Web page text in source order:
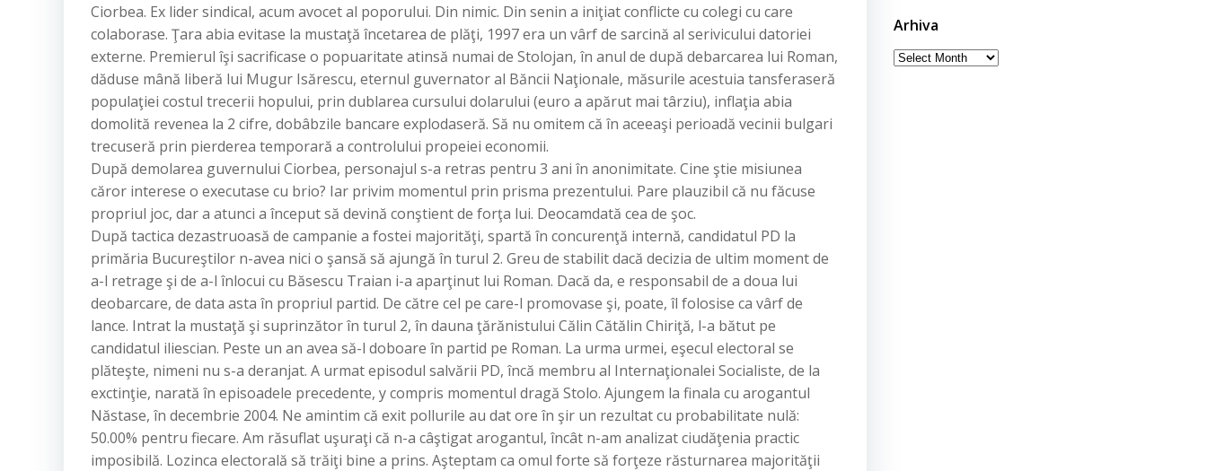
Ciorbea. Ex lider sindical, acum avocet al poporului. Din nimic. Din senin a iniţiat conflicte cu colegi cu care
colaborase. Ţara abia evitase la mustaţă încetarea de plăţi, 1997 era un vârf de sarcină al serivicului datoriei
externe. Premierul îşi sacrificase o popuaritate atinsă numai de Stolojan, în anul de după debarcarea lui Roman,
dăduse mână liberă lui Mugur Isărescu, eternul guvernator al Băncii Naţionale, măsurile acestuia tansferaseră
populaţiei costul trecerii hopului, prin dublarea cursului dolarului (euro a apărut mai târziu), inflaţia abia
domolită revenea la 2 cifre, dobâbzile bancare explodaseră. Să nu omitem că în aceeaşi perioadă vecinii bulgari
trecuseră prin pierderea temporară a controlului propeiei economii.
După demolarea guvernului Ciorbea, personajul s-a retras pentru 3 ani în anonimitate. Cine ştie misiunea
căror interese o executase cu brio? Iar privim momentul prin prisma prezentului. Pare plauzibil că nu făcuse
propriul joc, dar a atunci a început să devină conştient de forţa lui. Deocamdată cea de şoc.
După tactica dezastruoasă de campanie a fostei majorităţi, spartă în concurenţă internă, candidatul PD la
primăria Bucureştilor n-avea nici o şansă să ajungă în turul 2. Greu de stabilit dacă decizia de ultim moment de
a-l retrage şi de a-l înlocui cu Băsescu Traian i-a aparţinut lui Roman. Dacă da, e responsabil de a doua lui
deobarcare, de data asta în propriul partid. De către cel pe care-l promovase şi, poate, îl folosise ca vârf de
lance. Intrat la mustaţă şi suprinzător în turul 2, în dauna ţărănistului Călin Cătălin Chiriţă, l-a bătut pe
candidatul iliescian. Peste un an avea să-l doboare în partid pe Roman. La urma urmei, eşecul electoral se
plăteşte, nimeni nu s-a deranjat. A urmat episodul salvării PD, încă membru al Internaţionalei Socialiste, de la
exctinţie, narată în episoadele precedente, y compris momentul dragă Stolo. Ajungem la finala cu arogantul
Năstase, în decembrie 2004. Ne amintim că exit pollurile au dat ore în şir un rezultat cu probabilitate nulă:
50.00% pentru fiecare. Am răsuflat uşuraţi că n-a câştigat arogantul, încât n-am analizat ciudăţenia practic
imposibilă. Lozinca electorală să trăiţi bine a prins. Aşteptam ca omul forte să forţeze răsturnarea majorităţii
Arhiva
Arhiva